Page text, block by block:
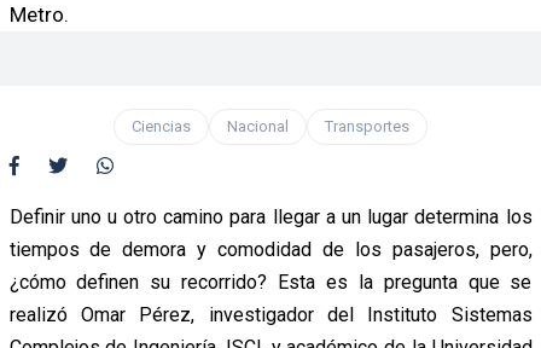
Metro.
Ciencias Nacional Transportes
Definir uno u otro camino para llegar a un lugar determina los
tiempos de demora y comodidad de los pasajeros, pero,
¿cómo definen su recorrido? Esta es la pregunta que se
realizó Omar Pérez, investigador del Instituto Sistemas